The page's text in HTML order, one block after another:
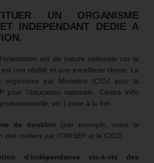
UN ORGANISME
INDEPENDANT DEDIE A
est de nature nationale car la
une réalité et une excellente chose. La
organisme par Ministère (CIDJ pour la
pour l’éducation nationale, Centre Inffo
etc.) pose à la fois :
de doublon (par exemple, entre la
des métiers par l’ONISEP et le CIDJ),
d’indépendance
vis-à-vis des